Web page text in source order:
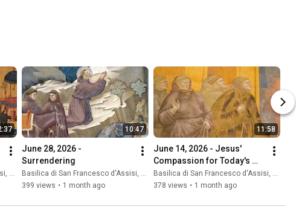
10:47
June 28, 2026 -
Surrendering
Basilica di San Francesco d'Assisi, Sacro Convento
399 views • 1 month ago
11:58
June 14, 2026 - Jesus'
Compassion for Today's
Mankind
Basilica di San Francesco d'Assisi, Sacro Convento
378 views • 1 month ago